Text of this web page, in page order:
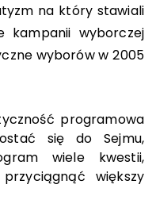
na który stawiali
wyborczej
wyborów w 2005
programowa
się do Sejmu,
wiele kwestii,
większy